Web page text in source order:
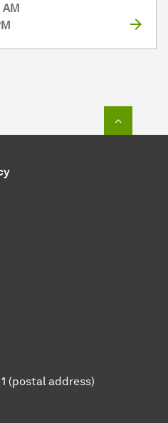
(postal address)